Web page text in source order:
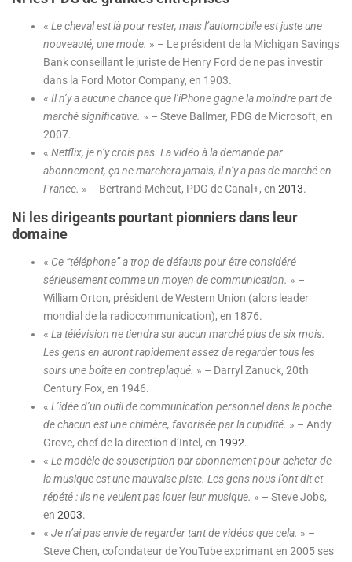
« Le cheval est là pour rester, mais l’automobile est juste une
nouveauté, une mode. » – Le président de la Michigan Savings
Bank conseillant le juriste de Henry Ford de ne pas investir
dans la Ford Motor Company, en 1903.
« Il n’y a aucune chance que l’iPhone gagne la moindre part de
marché significative. » – Steve Ballmer, PDG de Microsoft, en
2007.
« Netflix, je n’y crois pas. La vidéo à la demande par
abonnement, ça ne marchera jamais, il n’y a pas de marché en
France. » – Bertrand Meheut, PDG de Canal+, en 2013.
Ni les dirigeants pourtant pionniers dans leur
domaine
« Ce “téléphone” a trop de défauts pour être considéré
sérieusement comme un moyen de communication. » –
William Orton, président de Western Union (alors leader
mondial de la radiocommunication), en 1876.
« La télévision ne tiendra sur aucun marché plus de six mois.
Les gens en auront rapidement assez de regarder tous les
soirs une boîte en contreplaqué. » – Darryl Zanuck, 20th
Century Fox, en 1946.
« L’idée d’un outil de communication personnel dans la poche
de chacun est une chimère, favorisée par la cupidité. » – Andy
Grove, chef de la direction d’Intel, en 1992.
« Le modèle de souscription par abonnement pour acheter de
la musique est une mauvaise piste. Les gens nous l’ont dit et
répété : ils ne veulent pas louer leur musique. » – Steve Jobs,
en 2003.
« Je n’ai pas envie de regarder tant de vidéos que cela. » –
Steve Chen, cofondateur de YouTube exprimant en 2005 ses